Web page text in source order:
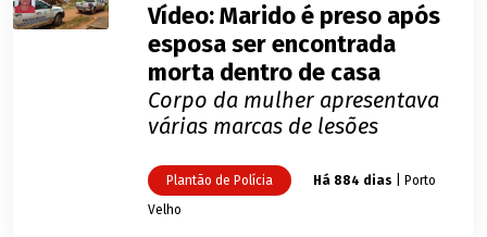
Vídeo: Marido é preso após
esposa ser encontrada
morta dentro de casa
Corpo da mulher apresentava
várias marcas de lesões
Plantão de Polícia Há 884 dias | Porto
Velho